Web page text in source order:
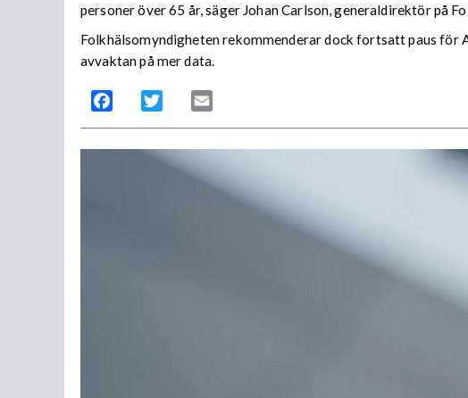
personer över 65 år, säger Johan Carlson, generaldirektör på
Folkhälsomyndigheten rekommenderar dock fortsatt paus för
avvaktan på mer data.
Facebook Twitter